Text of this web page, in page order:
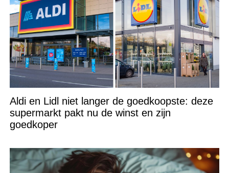
Aldi en Lidl niet langer de goedkoopste: deze
supermarkt pakt nu de winst en zijn
goedkoper